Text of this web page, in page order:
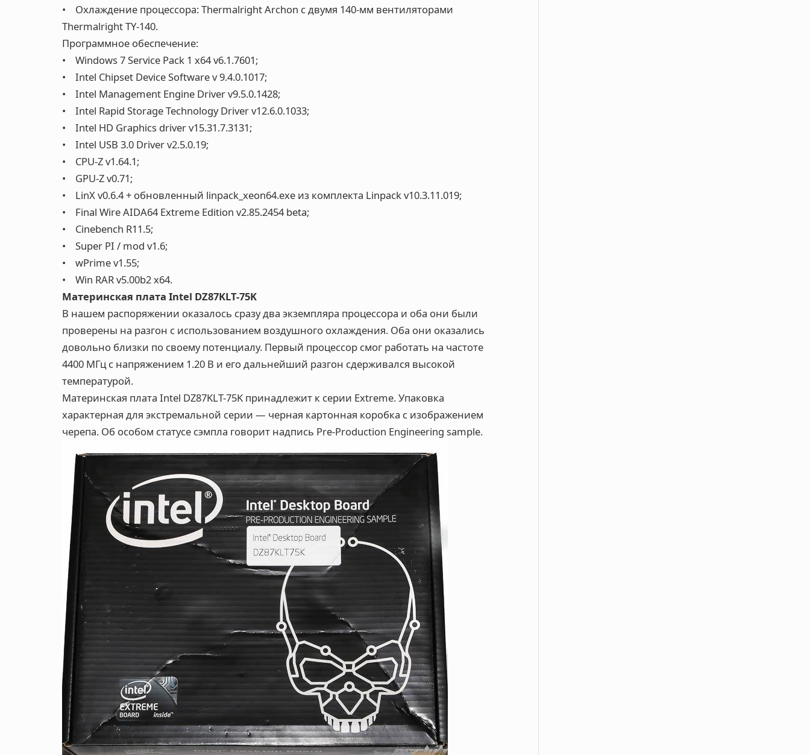
• Охлаждение процессора: Thermalright Archon с двумя 140-мм вентиляторами
Thermalright TY-140.
Программное обеспечение:
• Windows 7 Service Pack 1 x64 v6.1.7601;
• Intel Chipset Device Software v 9.4.0.1017;
• Intel Management Engine Driver v9.5.0.1428;
• Intel Rapid Storage Technology Driver v12.6.0.1033;
• Intel HD Graphics driver v15.31.7.3131;
• Intel USB 3.0 Driver v2.5.0.19;
• CPU-Z v1.64.1;
• GPU-Z v0.71;
• LinX v0.6.4 + обновленный linpack_xeon64.exe из комплекта Linpack v10.3.11.019;
• Final Wire AIDA64 Extreme Edition v2.85.2454 beta;
• Cinebench R11.5;
• Super PI / mod v1.6;
• wPrime v1.55;
• Win RAR v5.00b2 x64.
Материнская плата Intel DZ87KLT-75K
В нашем распоряжении оказалось сразу два экземпляра процессора и оба они были
проверены на разгон с использованием воздушного охлаждения. Оба они оказались
довольно близки по своему потенциалу. Первый процессор смог работать на частоте
4400 МГц с напряжением 1.20 В и его дальнейший разгон сдерживался высокой
температурой.
Материнская плата Intel DZ87KLT-75K принадлежит к серии Extreme. Упаковка
характерная для экстремальной серии — черная картонная коробка с изображением
черепа. Об особом статусе сэмпла говорит надпись Pre-Production Engineering sample.